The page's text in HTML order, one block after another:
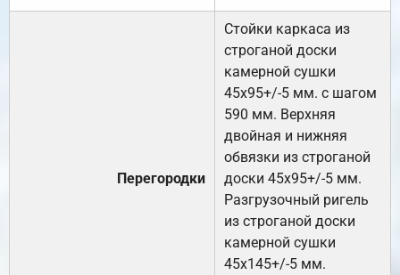
Перегородки
Стойки каркаса из
строганой доски
камерной сушки
45х95+/-5 мм. с шагом
590 мм. Верхняя
двойная и нижняя
обвязки из строганой
доски 45х95+/-5 мм.
Разгрузочный ригель
из строганой доски
камерной сушки
45х145+/-5 мм.